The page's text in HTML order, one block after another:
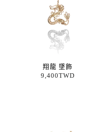
翔龍 墜飾
9,400TWD